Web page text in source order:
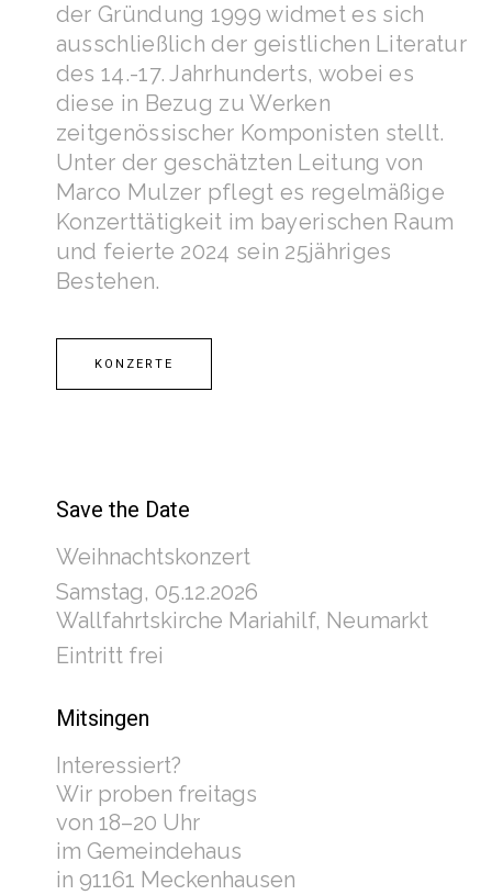
der Gründung 1999 widmet es sich
ausschließlich der geistlichen Literatur
des 14.-17. Jahrhunderts, wobei es
diese in Bezug zu Werken
zeitgenössischer Komponisten stellt.
Unter der geschätzten Leitung von
Marco Mulzer pflegt es regelmäßige
Konzerttätigkeit im bayerischen Raum
und feierte 2024 sein 25jähriges
Bestehen.
KONZERTE
Save the Date
Weihnachtskonzert
Samstag, 05.12.2026
Wallfahrtskirche Mariahilf, Neumarkt
Eintritt frei
Mitsingen
Interessiert?
Wir proben freitags
von 18–20 Uhr
im Gemeindehaus
in 91161 Meckenhausen